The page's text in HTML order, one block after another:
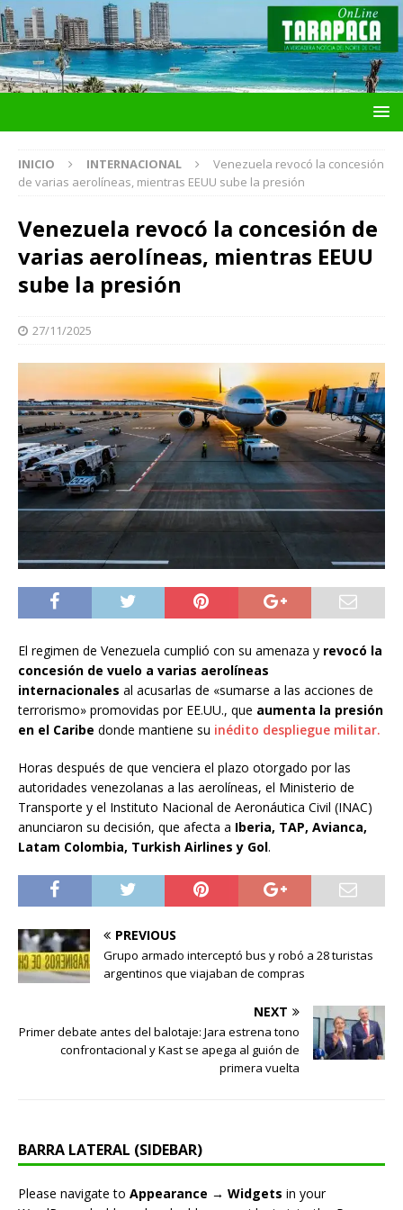
INICIO INTERNACIONAL
Venezuela revocó la concesión
de varias aerolíneas, mientras EEUU sube la presión
Venezuela revocó la concesión de
varias aerolíneas, mientras EEUU
sube la presión
27/11/2025
El regimen de Venezuela cumplió con su amenaza y revocó la
concesión de vuelo a varias aerolíneas
internacionales al acusarlas de «sumarse a las acciones de
terrorismo» promovidas por EE.UU., que aumenta la presión
en el Caribe donde mantiene su inédito despliegue militar.
Horas después de que venciera el plazo otorgado por las
autoridades venezolanas a las aerolíneas, el Ministerio de
Transporte y el Instituto Nacional de Aeronáutica Civil (INAC)
anunciaron su decisión, que afecta a Iberia, TAP, Avianca,
Latam Colombia, Turkish Airlines y Gol.
PREVIOUS
Grupo armado interceptó bus y robó a 28 turistas
argentinos que viajaban de compras
NEXT
Primer debate antes del balotaje: Jara estrena tono
confrontacional y Kast se apega al guión de
primera vuelta
BARRA LATERAL (SIDEBAR)
Please navigate to Appearance → Widgets in your